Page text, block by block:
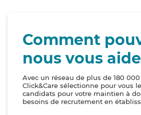
Comment
nous vous
Avec un réseau de plus de 180
Click&Care sélectionne pour vous
candidats pour votre maintien à
besoins de recrutement en